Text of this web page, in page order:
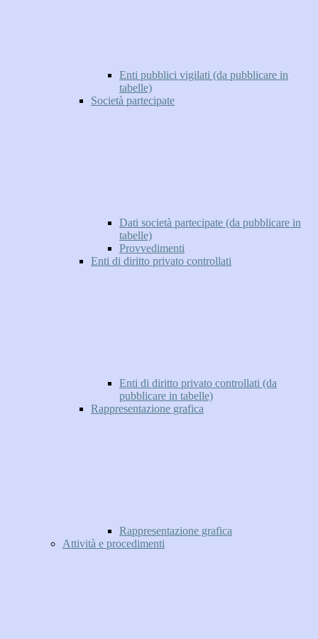
Enti pubblici vigilati (da pubblicare in
tabelle)
Società partecipate
Dati società partecipate (da pubblicare in
tabelle)
Provvedimenti
Enti di diritto privato controllati
Enti di diritto privato controllati (da
pubblicare in tabelle)
Rappresentazione grafica
Rappresentazione grafica
Attività e procedimenti